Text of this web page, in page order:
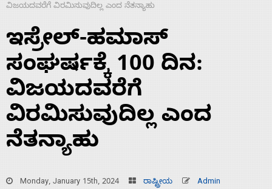
ವಿಜಯದವರೆಗೆ ವಿರಮಿಸುವುದಿಲ್ಲ ಎಂದ ನೆತನ್ಯಾಹು
ಇಸ್ರೇಲ್-ಹಮಾಸ್‌
ಸಂಘರ್ಷಕ್ಕೆ 100 ದಿನ:
ವಿಜಯದವರೆಗೆ
ವಿರಮಿಸುವುದಿಲ್ಲ ಎಂದ
ನೆತನ್ಯಾಹು
Monday, January 15th, 2024 ರಾಷ್ಟ್ರೀಯ Admin